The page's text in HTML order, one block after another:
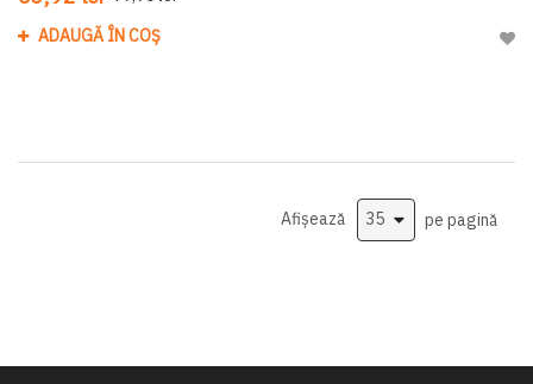
ADAUGĂ ÎN COȘ
Afișează pe pagină